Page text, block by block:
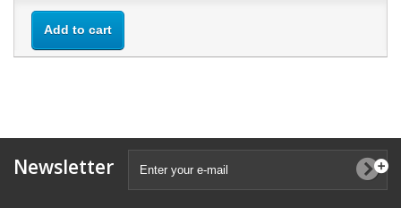
Add to cart
Newsletter